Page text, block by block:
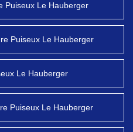
Puiseux Le Hauberger
Puiseux Le Hauberger
Le Hauberger
Puiseux Le Hauberger